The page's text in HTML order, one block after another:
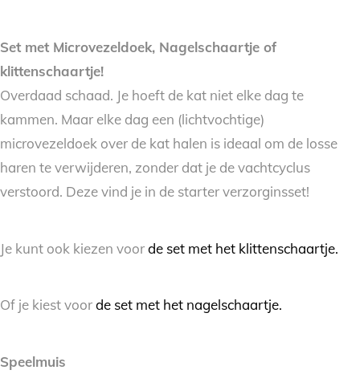
Set met Microvezeldoek, Nagelschaartje of
klittenschaartje!
Overdaad schaad. Je hoeft de kat niet elke dag te
kammen. Maar elke dag een (lichtvochtige)
microvezeldoek over de kat halen is ideaal om de losse
haren te verwijderen, zonder dat je de vachtcyclus
verstoord. Deze vind je in de starter verzorginsset!
Je kunt ook kiezen voorde set met het klittenschaartje.
Of je kiest voorde set met het nagelschaartje.
Speelmuis